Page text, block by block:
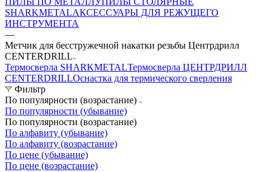
SHARKMETALАКСЕССУАРЫ ДЛЯ РЕЖУЩЕГО
ИНСТРУМЕНТА
—
Метчик для бесстружечной накатки резьбы Центрдрилл
CENTERDRILL
Термосверла SHARKMETALТермосверла ЦЕНТРДРИЛЛ
CENTERDRILLОснастка для термического сверления
Фильтр
По популярности (возрастание)
По популярности (убывание)
По популярности (возрастание)
По алфавиту (убывание)
По алфавиту (возрастание)
По цене (убывание)
По цене (возрастание)